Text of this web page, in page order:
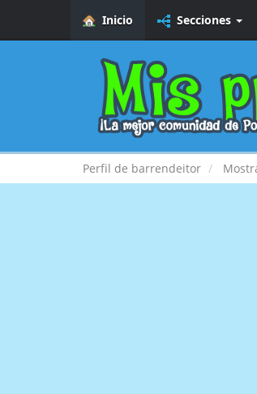
Inicio Secciones
Perfil de barrendeitor